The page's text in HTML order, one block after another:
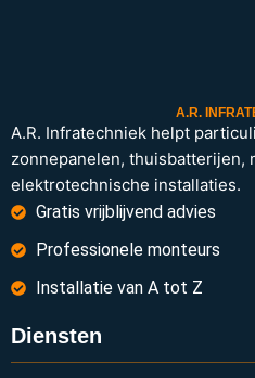
A.R.
A.R. Infratechniek helpt
zonnepanelen, thuisbatterijen,
elektrotechnische installaties.
Gratis vrijblijvend advies
Professionele monteurs
Installatie van A tot Z
Diensten